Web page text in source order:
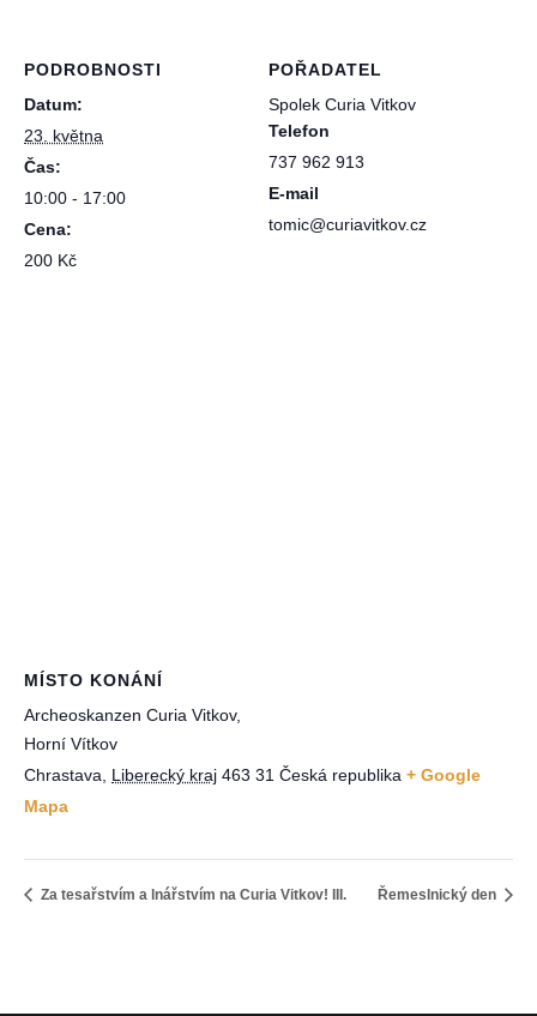
PODROBNOSTI
Datum:
23. května
Čas:
10:00 - 17:00
Cena:
200 Kč
POŘADATEL
Spolek Curia Vitkov
Telefon
737 962 913
E-mail
tomic@curiavitkov.cz
MÍSTO KONÁNÍ
Archeoskanzen Curia Vitkov,
Horní Vítkov
Chrastava
Liberecký kraj 463 31 Česká republika + Google
Mapa
Za tesařstvím a lnářstvím na Curia Vitkov! III. Řemeslnický den